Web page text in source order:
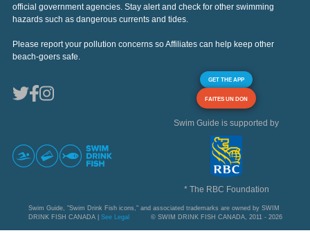
official government agencies. Stay alert and check for other swimming
hazards such as dangerous currents and tides.
Please report your pollution concerns so Affiliates can help keep other
beach-goers safe.
GET THE APP
FAITES UN DON
Swim Guide is supported by
* The RBC Foundation
Swim Guide, "Swim Drink Fish icons," and associated trademarks are owned by SWIM
DRINK FISH CANADA | See Legal © SWIM DRINK FISH CANADA, 2011 - 2026